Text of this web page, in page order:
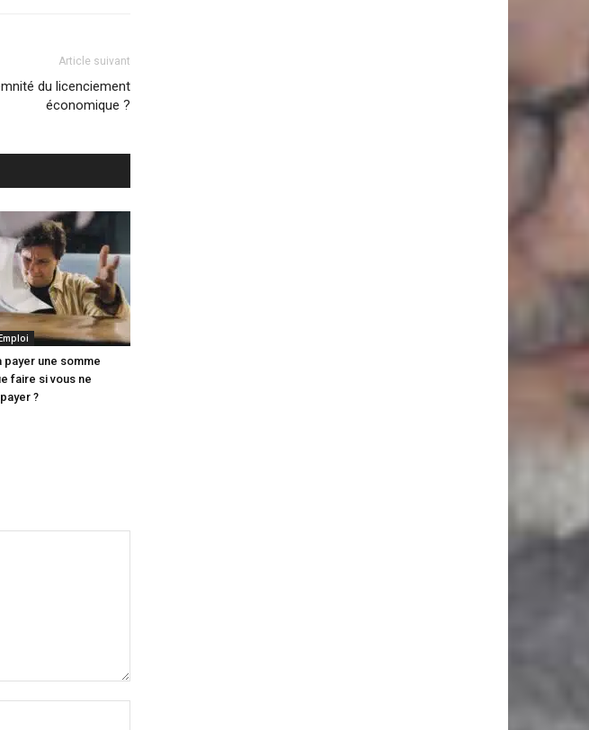
Article suivant
du licenciement
économique ?
payer une somme
faire si vous ne
?